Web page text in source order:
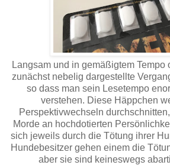
Langsam und in gemäßigtem Tempo
zunächst nebelig dargestellte
so dass man sein Lesetempo
verstehen. Diese Häppchen
Perspektivwechseln
Morde an hochdotierten
sich jeweils durch die Tötung ihrer
Hundebesitzer gehen einem die
aber sie sind keineswegs